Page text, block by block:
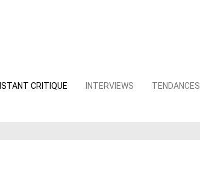
CRITIQUE INTERVIEWS TENDANCES